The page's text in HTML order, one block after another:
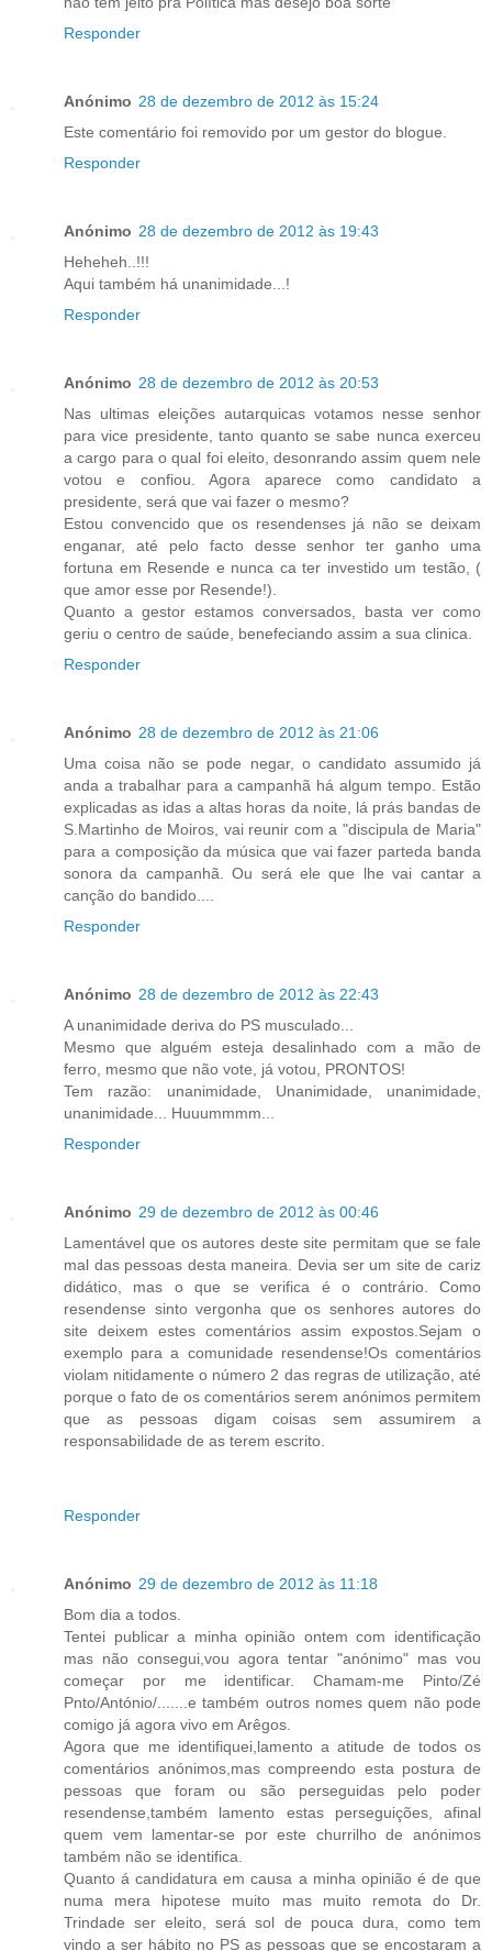
Responder
Anónimo 28 de dezembro de 2012 às 15:24
Este comentário foi removido por um gestor do blogue.
Responder
Anónimo 28 de dezembro de 2012 às 19:43
Heheheh..!!!
Aqui também há unanimidade...!
Responder
Anónimo 28 de dezembro de 2012 às 20:53
Nas ultimas eleições autarquicas votamos nesse senhor
para vice presidente, tanto quanto se sabe nunca exerceu
a cargo para o qual foi eleito, desonrando assim quem nele
votou e confiou. Agora aparece como candidato a
presidente, será que vai fazer o mesmo?
Estou convencido que os resendenses já não se deixam
enganar, até pelo facto desse senhor ter ganho uma
fortuna em Resende e nunca ca ter investido um testão, (
que amor esse por Resende!).
Quanto a gestor estamos conversados, basta ver como
geriu o centro de saúde, benefeciando assim a sua clinica.
Responder
Anónimo 28 de dezembro de 2012 às 21:06
Uma coisa não se pode negar, o candidato assumido já
anda a trabalhar para a campanhã há algum tempo. Estão
explicadas as idas a altas horas da noite, lá prás bandas de
S.Martinho de Moiros, vai reunir com a "discipula de Maria"
para a composição da música que vai fazer parteda banda
sonora da campanhã. Ou será ele que lhe vai cantar a
canção do bandido....
Responder
Anónimo 28 de dezembro de 2012 às 22:43
A unanimidade deriva do PS musculado...
Mesmo que alguém esteja desalinhado com a mão de
ferro, mesmo que não vote, já votou, PRONTOS!
Tem razão: unanimidade, Unanimidade, unanimidade,
unanimidade... Huuummmm...
Responder
Anónimo 29 de dezembro de 2012 às 00:46
Lamentável que os autores deste site permitam que se fale
mal das pessoas desta maneira. Devia ser um site de cariz
didático, mas o que se verifica é o contrário. Como
resendense sinto vergonha que os senhores autores do
site deixem estes comentários assim expostos.Sejam o
exemplo para a comunidade resendense!Os comentários
violam nitidamente o número 2 das regras de utilização, até
porque o fato de os comentários serem anónimos permitem
que as pessoas digam coisas sem assumirem a
responsabilidade de as terem escrito.
Responder
Anónimo 29 de dezembro de 2012 às 11:18
Bom dia a todos.
Tentei publicar a minha opinião ontem com identificação
mas não consegui,vou agora tentar "anónimo" mas vou
começar por me identificar. Chamam-me Pinto/Zé
Pnto/António/.......e também outros nomes quem não pode
comigo já agora vivo em Arêgos.
Agora que me identifiquei,lamento a atitude de todos os
comentários anónimos,mas compreendo esta postura de
pessoas que foram ou são perseguidas pelo poder
resendense,também lamento estas perseguições, afinal
quem vem lamentar-se por este churrilho de anónimos
também não se identifica.
Quanto á candidatura em causa a minha opinião é de que
numa mera hipotese muito mas muito remota do Dr.
Trindade ser eleito, será sol de pouca dura, como tem
vindo a ser hábito no PS as pessoas que se encostaram a